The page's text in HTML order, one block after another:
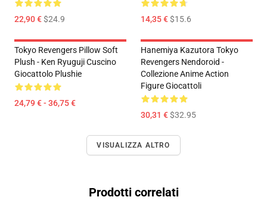
22,90 €$24.9 14,35 €$15.6
Tokyo Revengers Pillow Soft
Plush - Ken Ryuguji Cuscino
Giocattolo Plushie
24,79 € - 36,75 €
Hanemiya Kazutora Tokyo
Revengers Nendoroid -
Collezione Anime Action
Figure Giocattoli
30,31 €$32.95
VISUALIZZA ALTRO
Prodotti correlati